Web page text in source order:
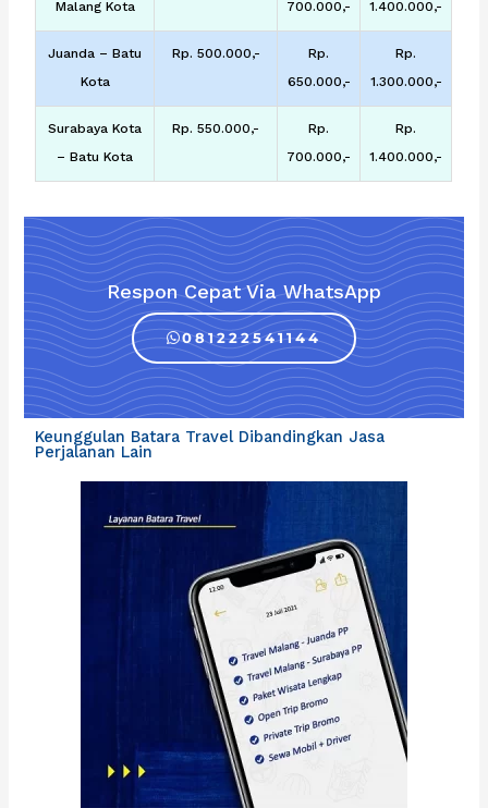
Malang Kota
700.000,-
1.400.000,-
Juanda – Batu
Kota
Rp. 500.000,-
Rp.
650.000,-
Rp.
1.300.000,-
Surabaya Kota
– Batu Kota
Rp. 550.000,-
Rp.
700.000,-
Rp.
1.400.000,-
Respon Cepat Via WhatsApp
081222541144
Keunggulan Batara Travel Dibandingkan Jasa
Perjalanan Lain